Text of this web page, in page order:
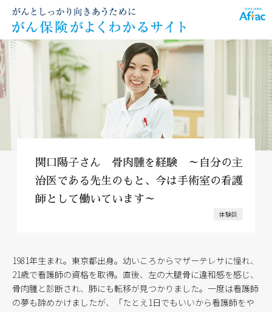
関口陽子さん 骨肉腫を経験 ～自分の主
治医である先生のもと、今は手術室の看護
師として働いています～
体験談
1981年生まれ。東京都出身。幼いころからマザーテレサに憧れ、
21歳で看護師の資格を取得。直後、左の大腿骨に違和感を感じ、
骨肉腫と診断され、肺にも転移が見つかりました。一度は看護師
の夢も諦めかけましたが、「たとえ1日でもいいから看護師をや